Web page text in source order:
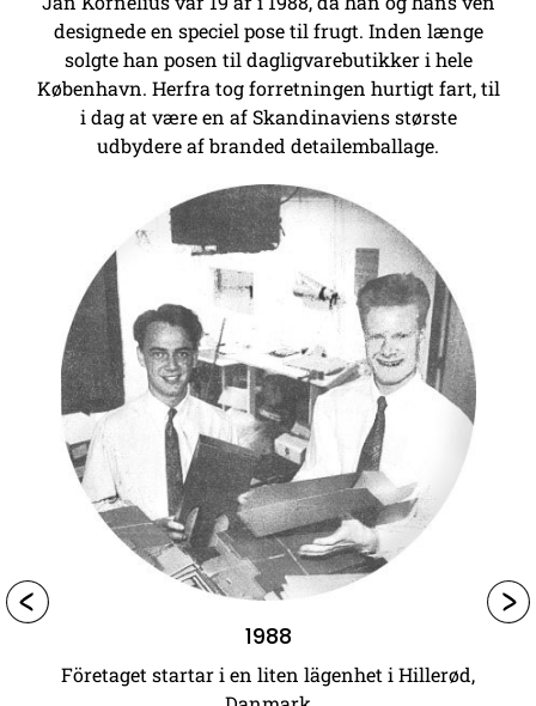
designede en speciel pose til frugt. Inden længe
solgte han posen til dagligvarebutikker i hele
København. Herfra tog forretningen hurtigt fart, til
i dag at være en af Skandinaviens største
udbydere af branded detailemballage.
1988
Företaget startar i en liten lägenhet i Hillerød,